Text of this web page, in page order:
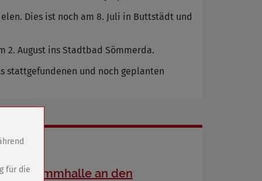
Dies ist noch am 8. Juli in Buttstädt und
2. August ins Stadtbad Sömmerda.
stattgefundenen und noch geplanten
an den
für die